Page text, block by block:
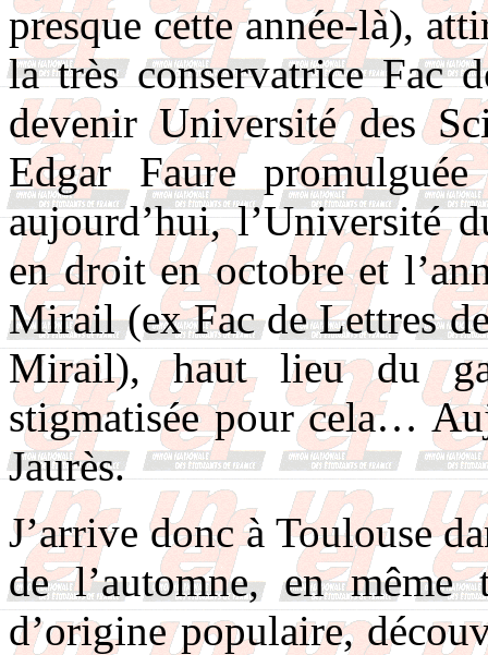
presque cette année-là),
la très conservatrice Fac
devenir Université des
Edgar Faure
aujourd’hui, l’Université
en droit en octobre et
Mirail (ex Fac de Lettres
Mirail), haut lieu du
stigmatisée pour cela…
Jaurès.
J’arrive donc à Toulouse
de l’automne, en même
d’origine populaire,